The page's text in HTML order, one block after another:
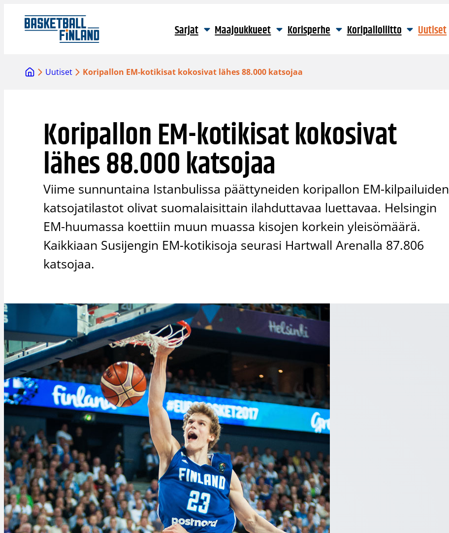
sisältöön
Sarjat Maajoukkueet Korisperhe Koripalloliitto Uutiset
Uutiset Koripallon EM-kotikisat kokosivat lähes 88.000 katsojaa
Koripallon EM-kotikisat kokosivat
lähes 88.000 katsojaa
Viime sunnuntaina Istanbulissa päättyneiden koripallon EM-kilpailuiden
katsojatilastot olivat suomalaisittain ilahduttavaa luettavaa. Helsingin
EM-huumassa koettiin muun muassa kisojen korkein yleisömäärä.
Kaikkiaan Susijengin EM-kotikisoja seurasi Hartwall Arenalla 87.806
katsojaa.